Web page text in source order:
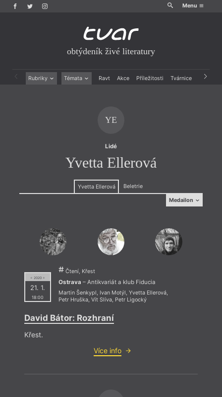
Menu
obtýdeník živé literatury
Rubriky Témata Ravt Akce Příležitosti Tvárnice Archiv
YE
Lidé
Yvetta Ellerová
Yvetta Ellerová Beletrie
(1961) je terapeutka, pedagožka a hudebnice —
vede pěvecké seskupení Norská trojka, které
zhudebňuje básnické texty.
Medailon
= 2020 =
21. 1.
18:00
Čtení, Křest
Ostrava – Antikvariát a klub Fiducia
Martin Šenkypl , Ivan Motýl , Yvetta Ellerová,
Petr Hruška, Vít Slíva, Petr Ligocký
David Bátor: Rozhraní
Křest.
Více info